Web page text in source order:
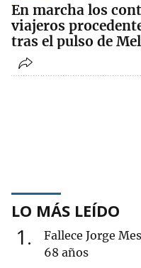
En marcha los
viajeros
tras el pulso de
LO MÁS LEÍDO
1
Fallece Jorge
68 años